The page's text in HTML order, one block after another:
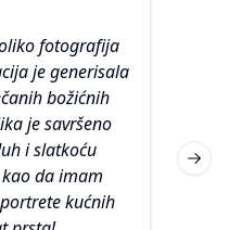
fotografija
je generisala
božićnih
je savršeno
i slatkoću
da imam
kućnih